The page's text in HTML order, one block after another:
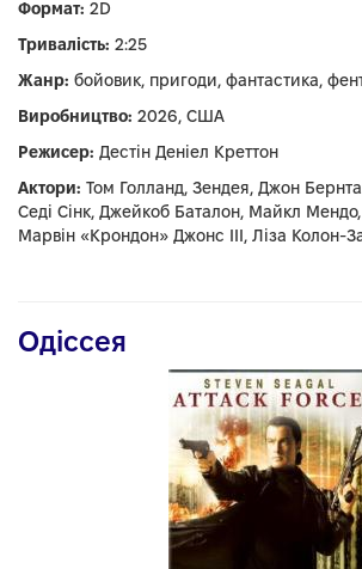
Формат: 2D
Тривалість: 2:25
Жанр: бойовик, пригоди, фантастика,
Виробництво: 2026, США
Режисер: Дестін Деніел Креттон
Актори: Том Голланд, Зендея, Джон
Седі Сінк, Джейкоб Баталон, Майкл
Марвін «Крондон» Джонс III, Ліза Колон-
Одіссея